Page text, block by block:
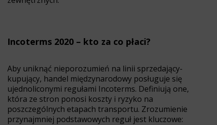
Incoterms 2020 – kto za co płaci?
Aby uniknąć nieporozumień na linii sprzedający-
kupujący, handel międzynarodowy posługuje się
ujednoliconymi regułami Incoterms. Definiują one,
która ze stron ponosi koszty i ryzyko na
poszczególnych etapach transportu. Zrozumienie
przynajmniej podstawowych reguł jest kluczowe: